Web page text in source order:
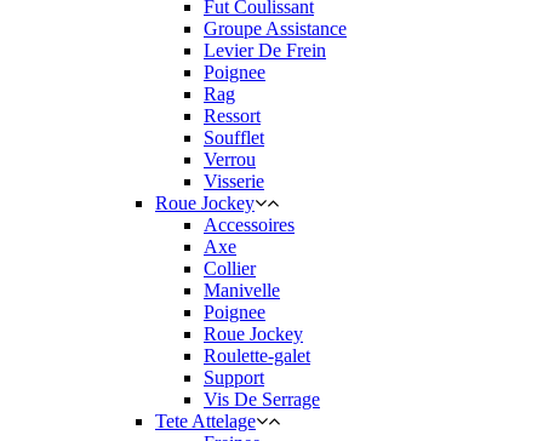
Fut Coulissant
Groupe Assistance
Levier De Frein
Poignee
Rag
Ressort
Soufflet
Verrou
Visserie
Roue Jockey
Accessoires
Axe
Collier
Manivelle
Poignee
Roue Jockey
Roulette-galet
Support
Vis De Serrage
Tete Attelage